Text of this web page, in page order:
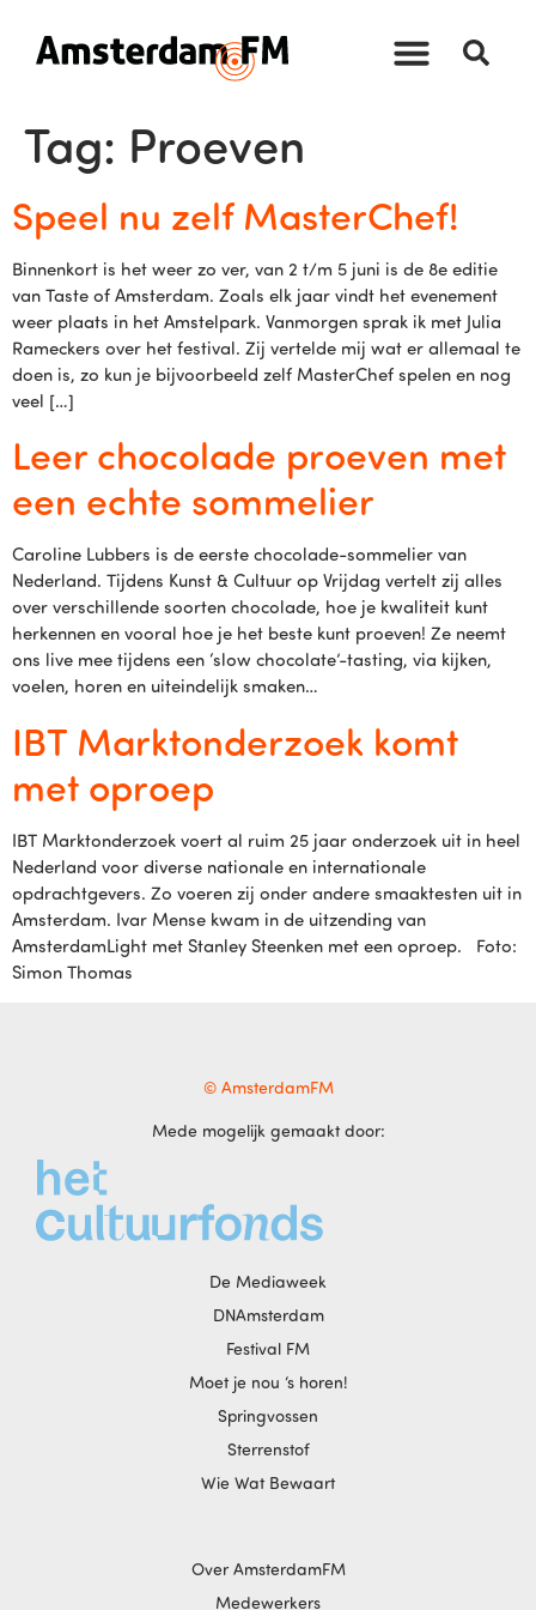
Tag: Proeven
Speel nu zelf MasterChef!
Binnenkort is het weer zo ver, van 2 t/m 5 juni is de 8e editie
van Taste of Amsterdam. Zoals elk jaar vindt het evenement
weer plaats in het Amstelpark. Vanmorgen sprak ik met Julia
Rameckers over het festival. Zij vertelde mij wat er allemaal te
doen is, zo kun je bijvoorbeeld zelf MasterChef spelen en nog
veel […]
Leer chocolade proeven met
een echte sommelier
Caroline Lubbers is de eerste chocolade-sommelier van
Nederland. Tijdens Kunst & Cultuur op Vrijdag vertelt zij alles
over verschillende soorten chocolade, hoe je kwaliteit kunt
herkennen en vooral hoe je het beste kunt proeven! Ze neemt
ons live mee tijdens een ‘slow chocolate’-tasting, via kijken,
voelen, horen en uiteindelijk smaken…
IBT Marktonderzoek komt
met oproep
IBT Marktonderzoek voert al ruim 25 jaar onderzoek uit in heel
Nederland voor diverse nationale en internationale
opdrachtgevers. Zo voeren zij onder andere smaaktesten uit in
Amsterdam. Ivar Mense kwam in de uitzending van
AmsterdamLight met Stanley Steenken met een oproep. Foto:
Simon Thomas
© AmsterdamFM
Mede mogelijk gemaakt door:
De Mediaweek
DNAmsterdam
Festival FM
Moet je nou ‘s horen!
Springvossen
Sterrenstof
Wie Wat Bewaart
Over AmsterdamFM
Medewerkers